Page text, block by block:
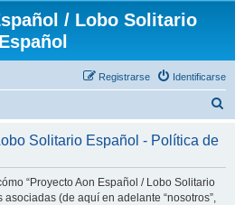
/ Lobo Solitario
Español
Identificarse
Registrarse
c
Solitario Español - Política de
“Proyecto Aon Español / Lobo Solitario
asociadas (de aquí en adelante “nosotros”,